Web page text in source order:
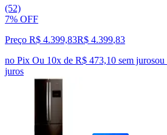
(52)
7% OFF
Preço R$ 4.399,83R$ 4.399,83
no Pix Ou 10x de R$ 473,10 sem jurosou
juros